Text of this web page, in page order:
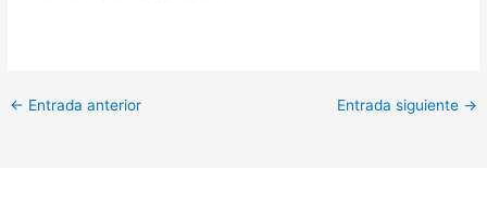
← Entrada anterior Entrada siguiente →